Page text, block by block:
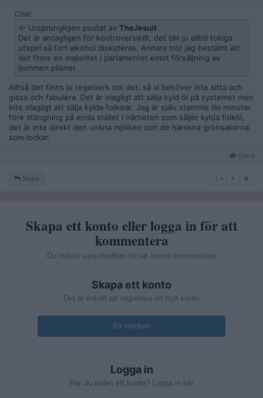
Citat:
Ursprungligen postat av TheJesuit
Det är antagligen för kontroversiellt, det blir ju alltid tokiga
utspel så fort alkohol diskuteras. Annars tror jag bestämt att
det finns en majoritet i parlamentet emot försäljning av
ljummen pilsner.
Alltså det finns ju regelverk om det, så vi behöver inte sitta och
gissa och fabulera. Det är olagligt att sälja kyld öl på systemet men
inte olagligt att sälja kylda folkisar. Jag är själv stammis tio minuter
före stängning på enda stället i närheten som säljer kylda folköl,
det är inte direkt den unkna mjölken och de härskna grönsakerna
som lockar.
Citera
Svara
Skapa ett konto eller logga in för att
kommentera
Du måste vara medlem för att kunna kommentera
Skapa ett konto
Det är enkelt att registrera ett nytt konto
Bli medlem
Logga in
Har du redan ett konto? Logga in här